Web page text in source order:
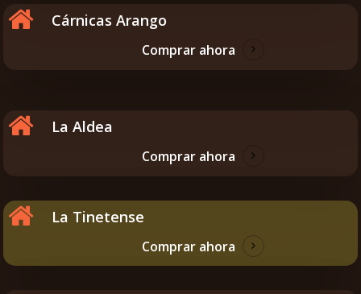
Cárnicas Arango
Comprar ahora
La Aldea
Comprar ahora
La Tinetense
Comprar ahora